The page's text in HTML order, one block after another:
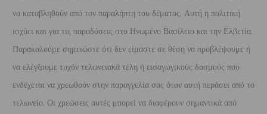
να καταβληθούν από τον παραλήπτη του δέματος. Αυτή η πολιτική
ισχύει και για τις παραδόσεις στο Ηνωμένο Βασίλειο και την Ελβετία.
Παρακαλούμε σημειώστε ότι δεν είμαστε σε θέση να προβλέψουμε ή
να ελέγξουμε τυχόν τελωνειακά τέλη ή εισαγωγικούς δασμούς που
ενδέχεται να χρεωθούν στην παραγγελία σας όταν αυτή περάσει από το
τελωνείο. Οι χρεώσεις αυτές μπορεί να διαφέρουν σημαντικά από